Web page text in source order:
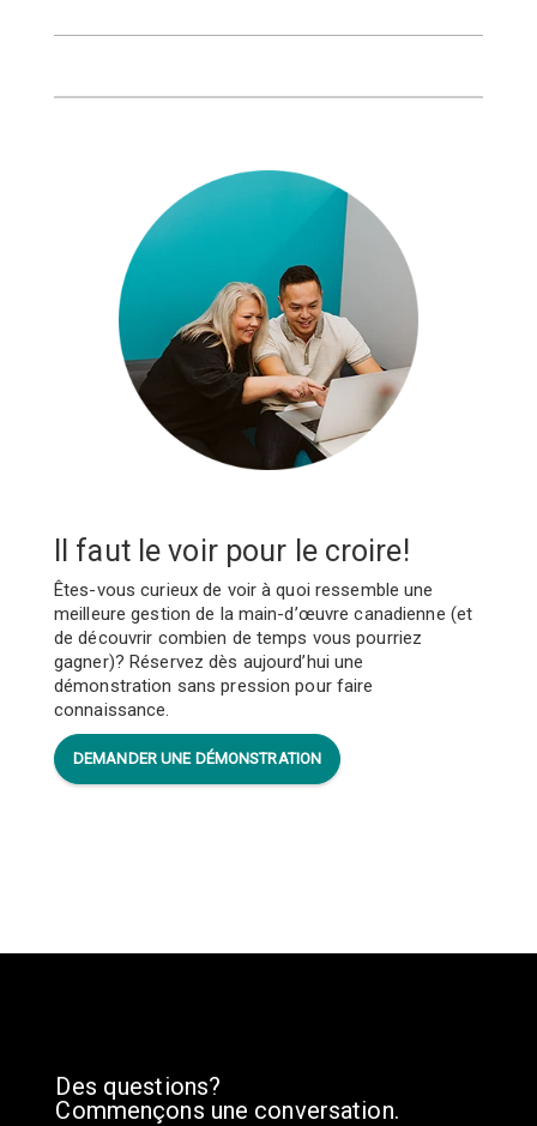
Il faut le voir pour le croire!
Êtes-vous curieux de voir à quoi ressemble une
meilleure gestion de la main-d’œuvre canadienne (et
de découvrir combien de temps vous pourriez
gagner)? Réservez dès aujourd’hui une
démonstration sans pression pour faire
connaissance.
DEMANDER UNE DÉMONSTRATION
Des questions?
Commençons une conversation.